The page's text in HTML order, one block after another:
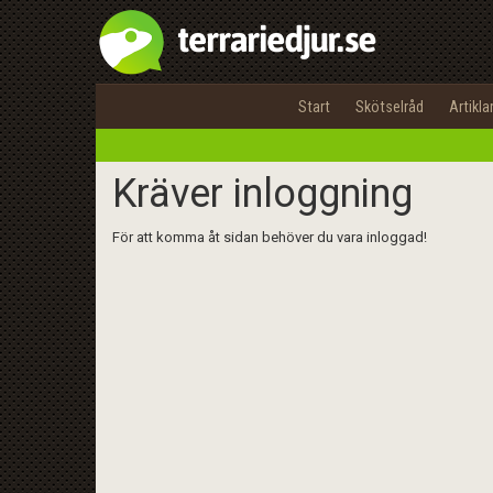
Start Skötselråd Artiklar
Kräver inloggning
För att komma åt sidan behöver du vara inloggad!